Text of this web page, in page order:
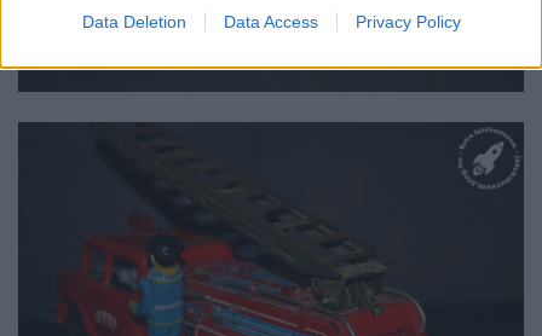
Data Deletion Data Access Privacy Policy